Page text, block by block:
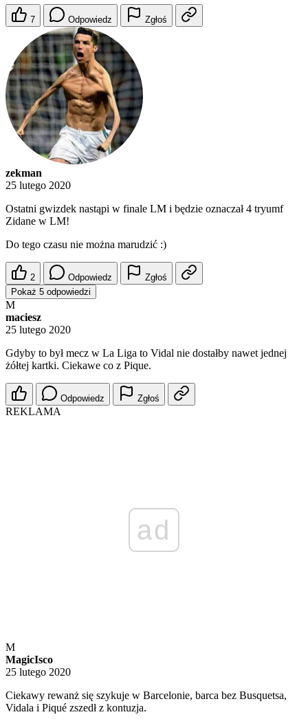
7 Odpowiedz Zgłoś
zekman
25 lutego 2020
Ostatni gwizdek nastąpi w finale LM i będzie oznaczał 4 tryumf
Zidane w LM!
Do tego czasu nie można marudzić :)
2 Odpowiedz
Zgłoś
Pokaż 5 odpowiedzi
M
maciesz
25 lutego 2020
Gdyby to był mecz w La Liga to Vidal nie dostałby nawet jednej
żółtej kartki. Ciekawe co z Pique.
Odpowiedz Zgłoś
REKLAMA
ad
M
MagicIsco
25 lutego 2020
Ciekawy rewanż się szykuje w Barcelonie, barca bez Busquetsa,
Vidala i Piqué zszedł z kontuzja.